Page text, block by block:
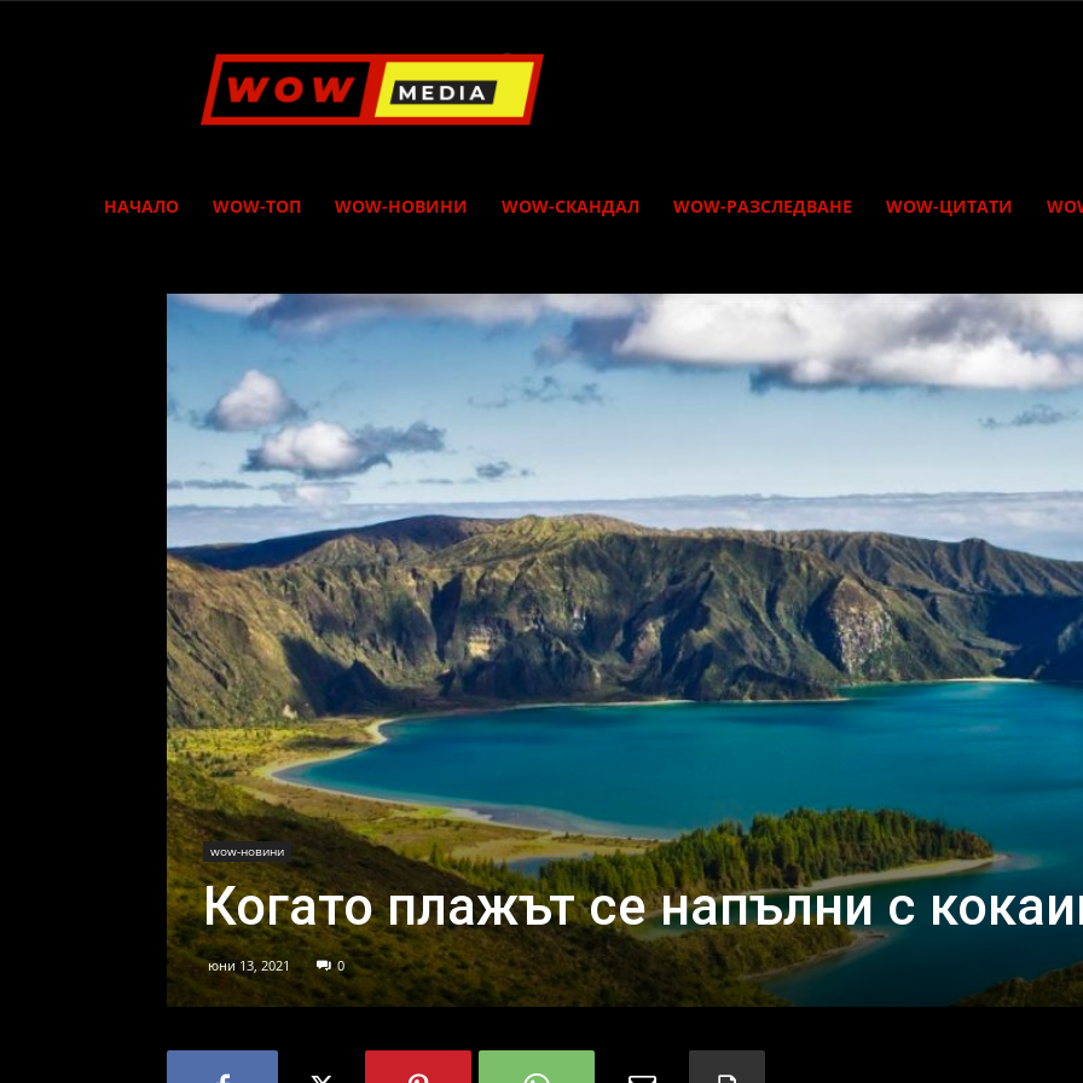
Media
НАЧАЛО WOW-ТОП WOW-НОВИНИ WOW-СКАНДАЛ WOW-РАЗСЛЕДВАНЕ WOW-ЦИТАТИ
wow-новини
Когато плажът се напълни с
юни 13, 2021 0